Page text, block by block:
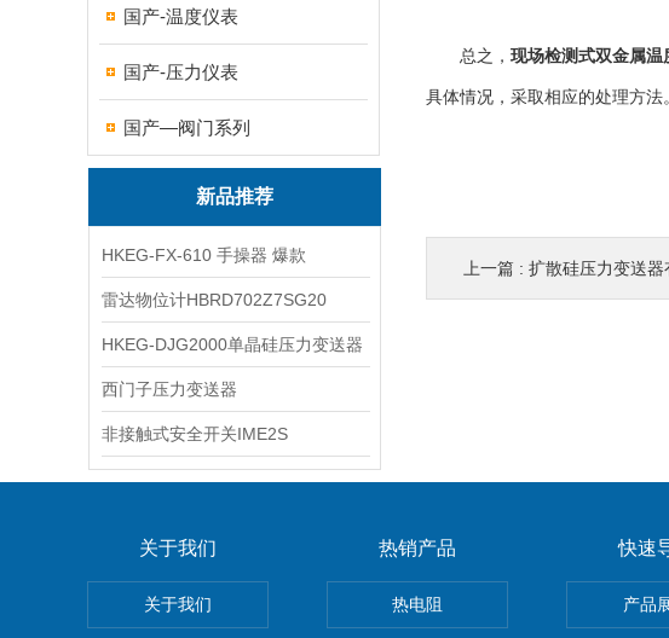
国产-温度仪表
国产-压力仪表
国产—阀门系列
新品推荐
HKEG-FX-610 手操器 爆款
雷达物位计HBRD702Z7SG20
HKEG-DJG2000单晶硅压力变送器
西门子压力变送器
非接触式安全开关IME2S
总之， 现场检测式双金属温
具体情况，采取相应的处理方
上一篇 : 扩散硅压力变送器有哪些
关于我们
关于我们
热销产品
热电阻
快速
产品